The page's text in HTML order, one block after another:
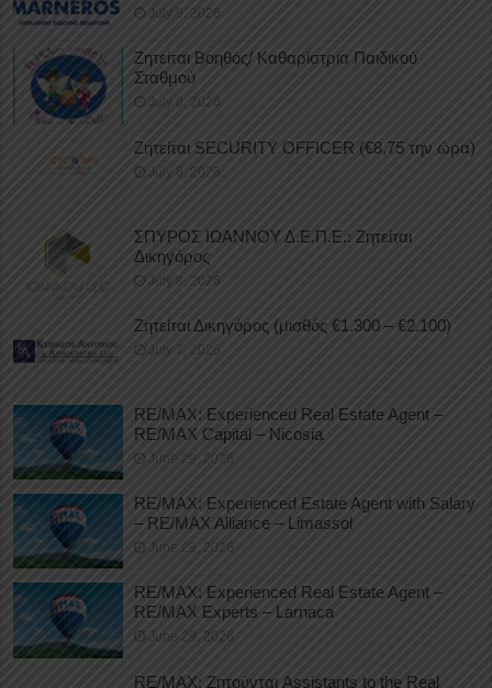
July 9, 2026
Ζητείται Βοηθός/ Καθαρίστρια Παιδικού
Σταθμού
July 8, 2026
Ζητείται SECURITY OFFICER (€8,75 την ώρα)
July 8, 2026
ΣΠΥΡΟΣ ΙΩΑΝΝΟΥ Δ.Ε.Π.Ε.: Ζητείται
Δικηγόρος
July 8, 2026
Ζητείται Δικηγόρος (μισθός €1.300 – €2.100)
July 7, 2026
RE/MAX: Experienced Real Estate Agent –
RE/MAX Capital – Nicosia
June 29, 2026
RE/MAX: Experienced Estate Agent with Salary
– RE/MAX Alliance – Limassol
June 29, 2026
RE/MAX: Experienced Real Estate Agent –
RE/MAX Experts – Larnaca
June 29, 2026
RE/MAX: Ζητούνται Assistants to the Real